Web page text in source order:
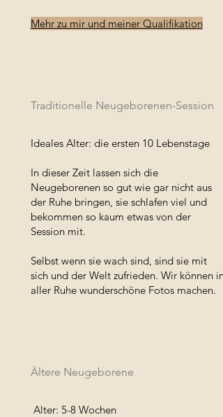
Mehr zu mir und meiner Qualifikation
Traditionelle Neugeborenen-Session
Ideales Alter: die ersten 10 Lebenstage
In dieser Zeit lassen sich die
Neugeborenen so gut wie gar nicht aus
der Ruhe bringen, sie schlafen viel und
bekommen so kaum etwas von der
Session mit.
Selbst wenn sie wach sind, sind sie mit
sich und der Welt zufrieden. Wir können in
aller Ruhe wunderschöne Fotos machen.
Ältere Neugeborene
Alter: 5-8 Wochen